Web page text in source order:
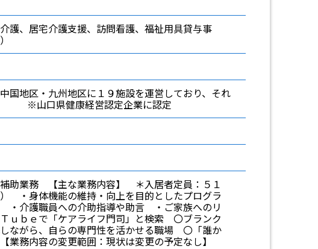
、居宅介護支援、訪問看護、福祉用具貸与事
国地区・九州地区に１９施設を運営しており、それ
※山口県健康経営認定企業に認定
助業務 【主な業務内容】 ＊入居者定員：５１
・身体機能の維持・向上を目的としたプログラ
介護職員への介助指導や助言 ・ご家族へのリ
ｕｂｅで「ケアライフ門司」と検索 〇ブランク
ながら、自らの専門性を活かせる職場 〇「誰か
務内容の変更範囲：現状は変更の予定なし】